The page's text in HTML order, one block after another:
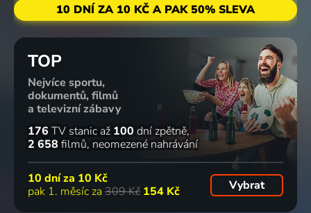
10 DNÍ ZA 10 KČ A PAK 50% SLEVA
TOP
Nejvíce sportu,
dokumentů, filmů
a televizní zábavy
176 TV stanic až 100 dní zpětně
2 658 filmů neomezené nahrávání
10 dní za 10 Kč
pak 1. měsíc za 309 Kč 154 Kč Vybrat